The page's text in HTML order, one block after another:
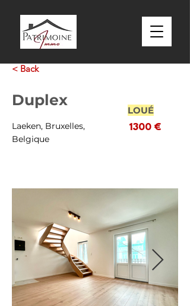
< Back
Duplex
LOUÉ
Laeken, Bruxelles,
Belgique
1300 €